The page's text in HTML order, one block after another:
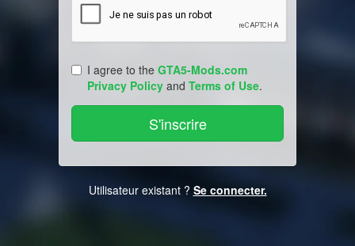
I agree to the GTA5-Mods.com
Privacy Policy and Terms of Use.
Utilisateur existant ? Se connecter.